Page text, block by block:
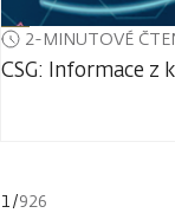
2-MINUTOVÉ
CSG: Informace z
1/926